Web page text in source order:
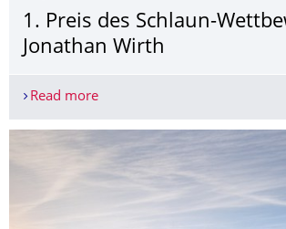
1. Preis des Schlaun-
Jonathan Wirth
Read more1. Preis des Schlaun-